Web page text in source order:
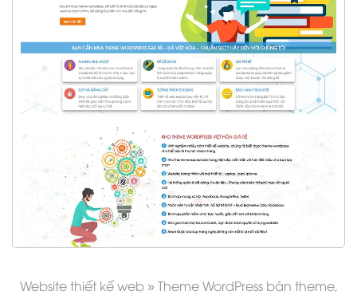
Website thiết kế web» Theme WordPress bán theme,